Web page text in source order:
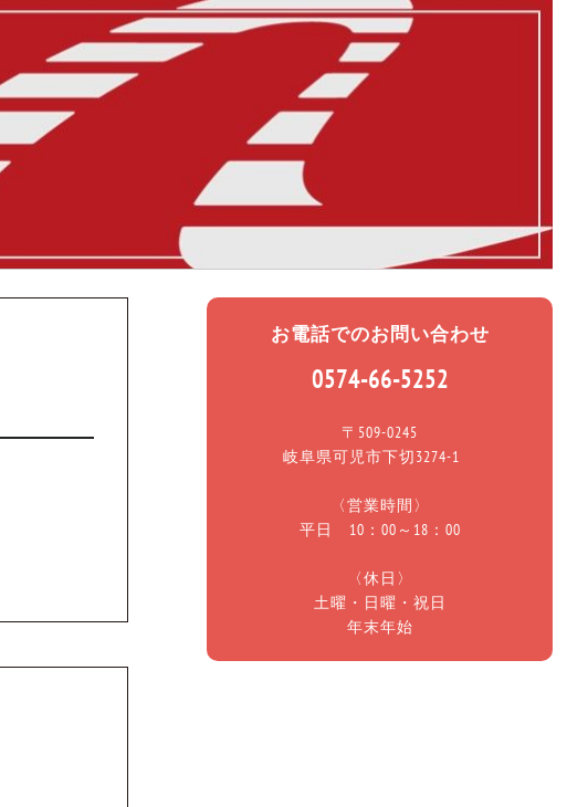
お電話でのお問い合わせ
0574-66-5252
〒509-0245
岐阜県可児市下切3274-1
〈営業時間〉
平日 10：00～18：00
〈休日〉
土曜・日曜・祝日
年末年始